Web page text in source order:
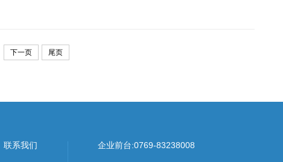
下一页 尾页
联系我们 企业前台:0769-83238008